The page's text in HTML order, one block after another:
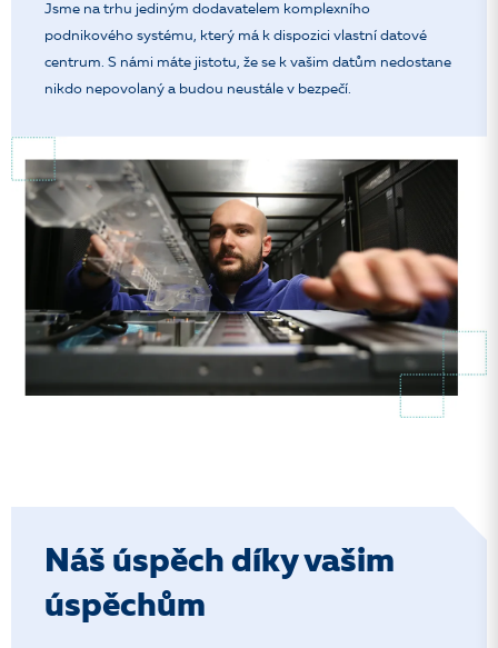
Jsme na trhu jediným dodavatelem komplexního
podnikového systému, který má k dispozici vlastní datové
centrum. S námi máte jistotu, že se k vašim datům nedostane
nikdo nepovolaný a budou neustále v bezpečí.
Náš úspěch díky vašim
úspěchům